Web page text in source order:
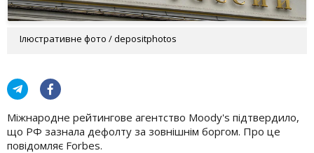
Ілюстративне фото / depositphotos
Міжнародне рейтингове агентство Moody's підтвердило,
що РФ зазнала дефолту за зовнішнім боргом. Про це
повідомляє Forbes.